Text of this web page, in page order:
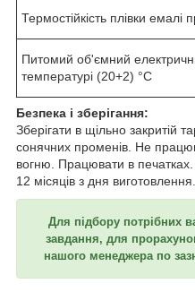
Термостійкість плівки
Питомий об'ємний
температурі (20+2) °C
Безпека і зберігання:
Зберігати в щільно закритій
сонячних променів. Не
вогню. Працювати в печатках.
12 місяців з дня виготовлення.
Для підбору потрібних
завдання, для
нашого менеджера по